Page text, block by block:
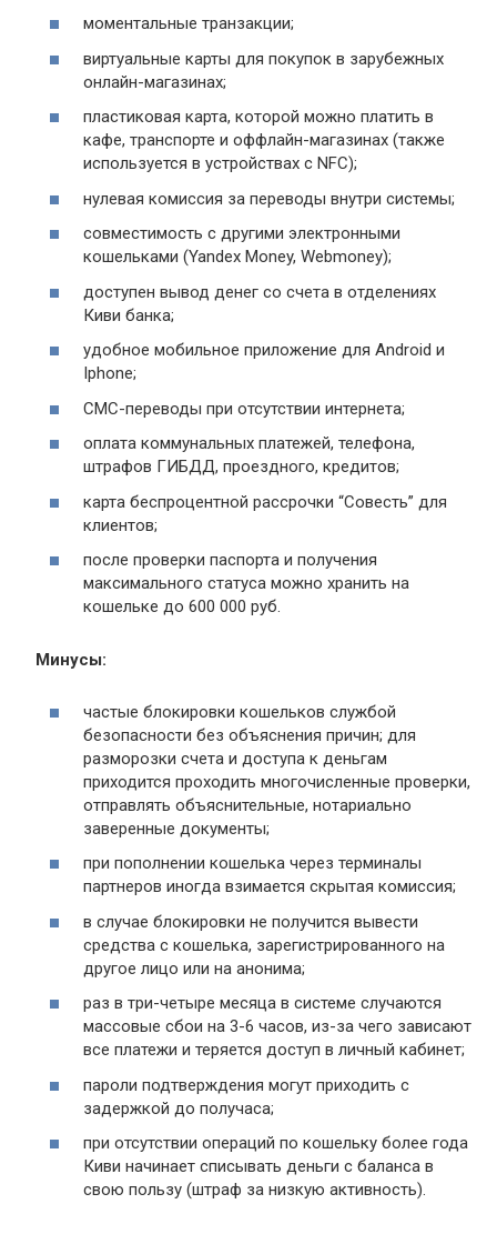
моментальные транзакции;
виртуальные карты для покупок в зарубежных
онлайн-магазинах;
пластиковая карта, которой можно платить в
кафе, транспорте и оффлайн-магазинах (также
используется в устройствах с NFC);
нулевая комиссия за переводы внутри системы;
совместимость с другими электронными
кошельками (Yandex Money, Webmoney);
доступен вывод денег со счета в отделениях
Киви банка;
удобное мобильное приложение для Android и
Iphone;
СМС-переводы при отсутствии интернета;
оплата коммунальных платежей, телефона,
штрафов ГИБДД, проездного, кредитов;
карта беспроцентной рассрочки “Совесть” для
клиентов;
после проверки паспорта и получения
максимального статуса можно хранить на
кошельке до 600 000 руб.
Минусы:
частые блокировки кошельков службой
безопасности без объяснения причин; для
разморозки счета и доступа к деньгам
приходится проходить многочисленные проверки,
отправлять объяснительные, нотариально
заверенные документы;
при пополнении кошелька через терминалы
партнеров иногда взимается скрытая комиссия;
в случае блокировки не получится вывести
средства с кошелька, зарегистрированного на
другое лицо или на анонима;
раз в три-четыре месяца в системе случаются
массовые сбои на 3-6 часов, из-за чего зависают
все платежи и теряется доступ в личный кабинет;
пароли подтверждения могут приходить с
задержкой до получаса;
при отсутствии операций по кошельку более года
Киви начинает списывать деньги с баланса в
свою пользу (штраф за низкую активность).